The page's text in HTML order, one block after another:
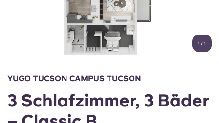
Konto Sprache
English (GB)
Chinese
Wähle ein Land aus
Anmelden
Jetzt buchen
Italian French
Portuguese
1 /1
YUGO TUCSON CAMPUS TUCSON
3 Schlafzimmer, 3 Bäder